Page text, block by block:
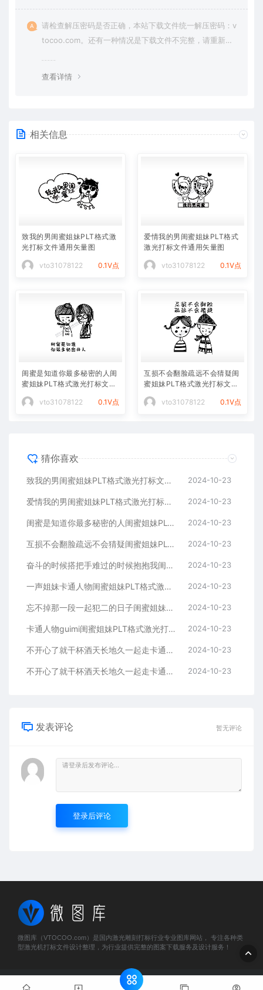
请检查解压密码是否正确，本站下载文件统一解压密码：v
tocoo.com。还有一种情况是下载文件不完整，请重新下
查看详情
相关信息
致我的男闺蜜姐妹PLT格式激
光打标文件通用矢量图
vto31078122 0.1V点
爱情我的男闺蜜姐妹PLT格式
激光打标文件通用矢量图
vto31078122 0.1V点
闺蜜是知道你最多秘密的人闺
蜜姐妹PLT格式激光打标文件
通用矢量图
vto31078122
0.1V点
互损不会翻脸疏远不会猜疑闺
蜜姐妹PLT格式激光打标文件
通用矢量图
vto31078122
0.1V点
猜你喜欢
致我的男闺蜜姐妹PLT格式激光打标文件通用矢量图 2024-10-23
爱情我的男闺蜜姐妹PLT格式激光打标文件通用矢量图 2024-10-23
闺蜜是知道你最多秘密的人闺蜜姐妹PLT格式激光打标文件通用矢量图 2024-10-23
互损不会翻脸疏远不会猜疑闺蜜姐妹PLT格式激光打标文件通用矢量图 2024-10-23
奋斗的时候搭把手难过的时候抱抱我闺蜜姐妹 2024-10-23
一声姐妹卡通人物闺蜜姐妹PLT格式激光打标文件通用矢量图 2024-10-23
忘不掉那一段一起犯二的日子闺蜜姐妹PLT格式激光打标文件通用矢量图 2024-10-23
卡通人物guimi闺蜜姐妹PLT格式激光打标文件通用矢量图 2024-10-23
不开心了就干杯酒天长地久一起走卡通人物闺蜜姐妹 2024-10-23
不开心了就干杯酒天长地久一起走卡通人物闺蜜姐妹 2024-10-23
发表评论 暂无评论
登录后评论
微图库（VTOCOO.com）是国内激光雕刻打标行业专业图库网站， 专注各种类
型激光机打标文件设计整理，为行业提供完整的图案下载服务及设计服务！
© 2023 微图库 - vtocoo.com & Lancer . All rights reserved